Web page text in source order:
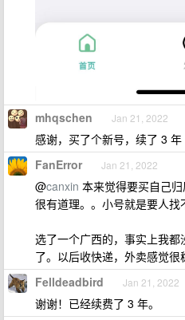
mhqschen Jan 21, 2022
感谢，买了个新号，续了 3 年
FanError Jan 21, 2022
@canxin 本来觉得要买自己
很有道理。。小号就是要人找
选了一个广西的，事实上我
了。以后收快递，外卖感觉很
Felldeadbird Jan 21, 2022
谢谢！已经续费了 3 年。